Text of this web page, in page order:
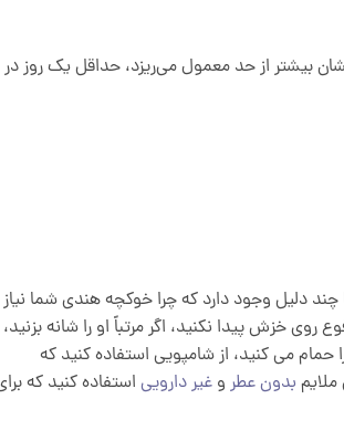
بیشتر از حد معمول می‌ریزد، حداقل یک روز در
دلیل وجود دارد که چرا خوکچه هندی شما نیاز
خزش پیدا نکنید، اگر مرتباً او را شانه بزنید،
می کنید، از شامپویی استفاده کنید که
بدون عطر و غیر دارویی استفاده کنید که